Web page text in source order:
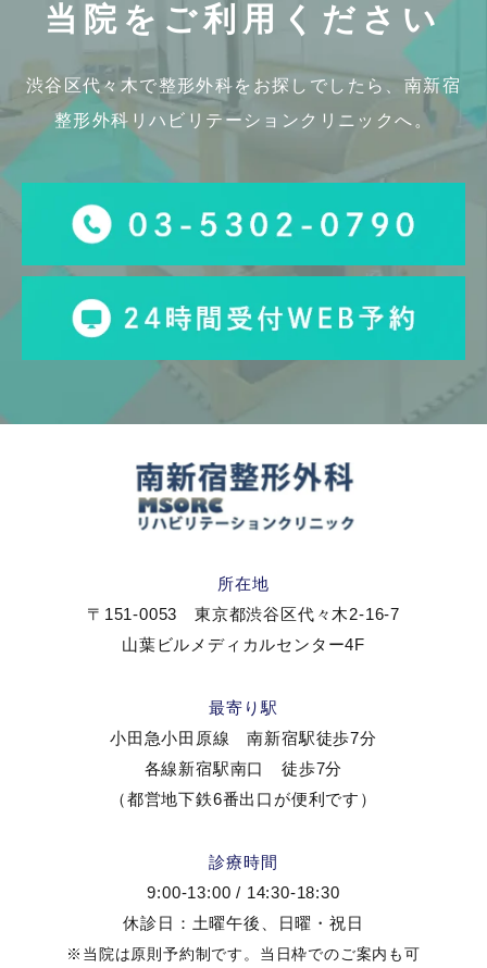
当院をご利用ください
渋谷区代々木で整形外科をお探しでしたら、 南新宿
整形外科リハビリテーションクリニックへ。
所在地
〒151-0053 東京都渋谷区代々木2-16-7
山葉ビルメディカルセンター4F
最寄り駅
小田急小田原線 南新宿駅徒歩7分
各線新宿駅南口 徒歩7分
（都営地下鉄6番出口が便利です）
診療時間
9:00-13:00 / 14:30-18:30
休診日：土曜午後、日曜・祝日
※当院は原則予約制です。当日枠でのご案内も可